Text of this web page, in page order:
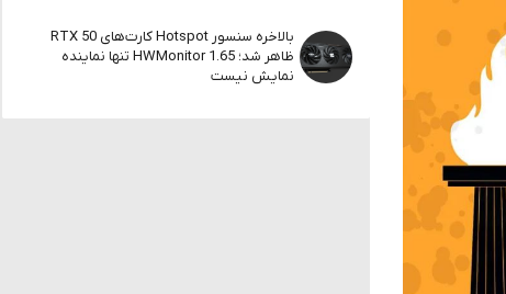
بالاخره سنسور Hotspot کارت‌های RTX 50
ظاهر شد؛ HWMonitor 1.65 تنها نماینده
نمایش نیست